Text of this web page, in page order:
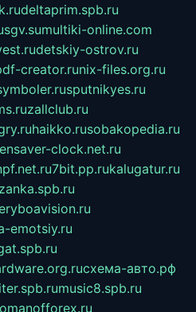
deltaprim.spb.ru
sgv.sumultiki-online.com
detskiy-ostrov.ru
creator.runix-files.org.ru
sputnikyes.ru
zallclub.ru
haikko.rusobakopedia.ru
clock.net.ru
7bit.pp.rukalugatur.ru
emotsiy.ru
схема-авто.рф
music8.spb.ru